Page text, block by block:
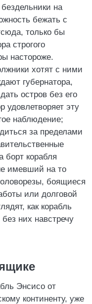
на
бежать с
только бы
строгого
настороже.
хотят с ними
губернатора,
остров без его
удовлетворяет эту
наблюдение;
за пределами
борт корабля
имевший на то
боящиеся
или долговой
как корабль
них навстречу
Энсисо от
континенту, уже